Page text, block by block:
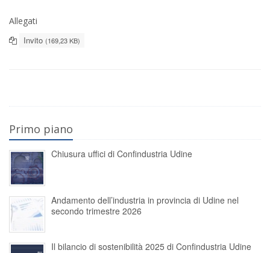
Allegati
Invito (169,23 KB)
Primo piano
Chiusura uffici di Confindustria Udine
Andamento dell’industria in provincia di Udine nel
secondo trimestre 2026
Il bilancio di sostenibilità 2025 di Confindustria Udine